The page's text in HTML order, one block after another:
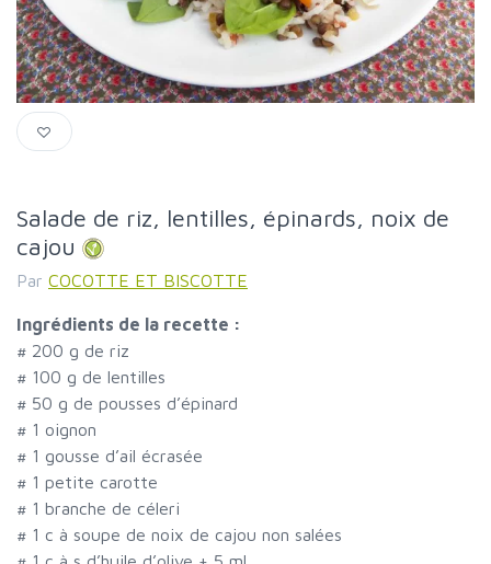
Salade de riz, lentilles, épinards, noix de
cajou
Par COCOTTE ET BISCOTTE
Ingrédients de la recette :
# 200 g de riz
# 100 g de lentilles
# 50 g de pousses d’épinard
# 1 oignon
# 1 gousse d’ail écrasée
# 1 petite carotte
# 1 branche de céleri
# 1 c à soupe de noix de cajou non salées